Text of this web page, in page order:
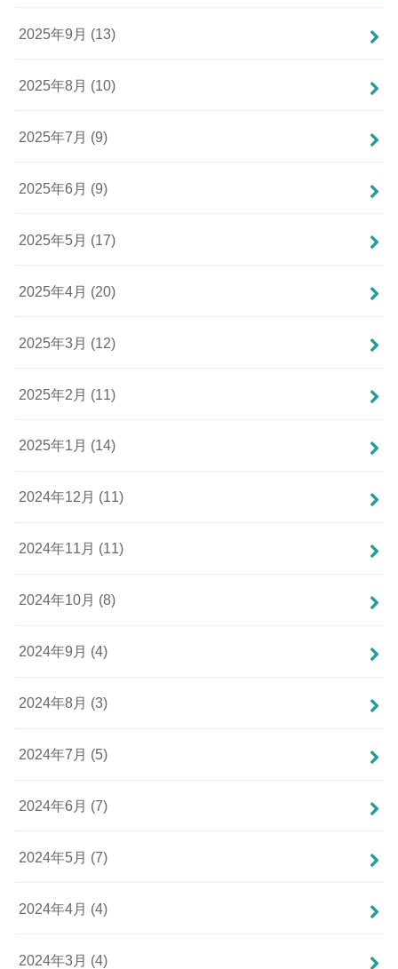
2025年9月 (13)
2025年8月 (10)
2025年7月 (9)
2025年6月 (9)
2025年5月 (17)
2025年4月 (20)
2025年3月 (12)
2025年2月 (11)
2025年1月 (14)
2024年12月 (11)
2024年11月 (11)
2024年10月 (8)
2024年9月 (4)
2024年8月 (3)
2024年7月 (5)
2024年6月 (7)
2024年5月 (7)
2024年4月 (4)
2024年3月 (4)